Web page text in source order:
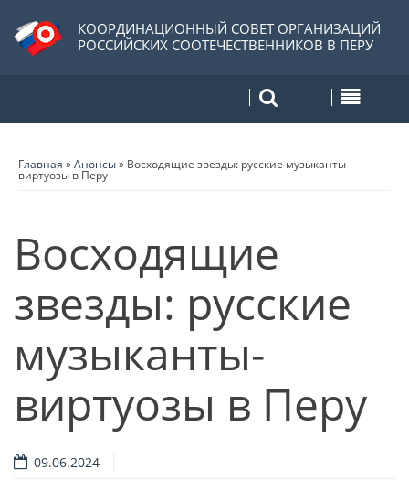
КООРДИНАЦИОННЫЙ СОВЕТ ОРГАНИЗАЦИЙ
РОССИЙСКИХ СООТЕЧЕСТВЕННИКОВ В ПЕРУ
Главная »Анонсы» Восходящие звезды: русские музыканты-
виртуозы в Перу
Восходящие
звезды: русские
музыканты-
виртуозы в Перу
09.06.2024